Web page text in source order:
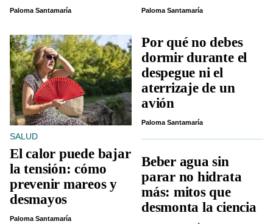
Paloma Santamaría Paloma Santamaría
SALUD
El calor puede bajar
la tensión: cómo
prevenir mareos y
desmayos
Paloma Santamaría
Por qué no debes
dormir durante el
despegue ni el
aterrizaje de un
avión
Paloma Santamaría
Beber agua sin
parar no hidrata
más: mitos que
desmonta la ciencia